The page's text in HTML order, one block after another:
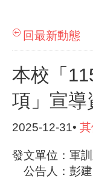
回最新動態
本校「
項」宣導
2025-12-31•
發文單位：軍
公告人：彭建